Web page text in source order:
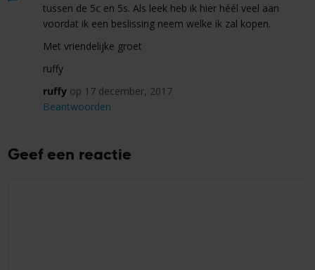
tussen de 5c en 5s. Als leek heb ik hier héél veel aan
voordat ik een beslissing neem welke ik zal kopen.
Met vriendelijke groet
ruffy
ruffy op 17 december, 2017
Beantwoorden
Geef een reactie